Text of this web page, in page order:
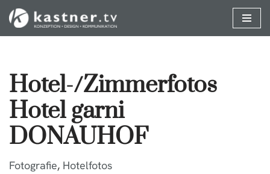
Zum
springen
Hotel-/Zimmerfotos
Hotel garni
DONAUHOF
Fotografie, Hotelfotos